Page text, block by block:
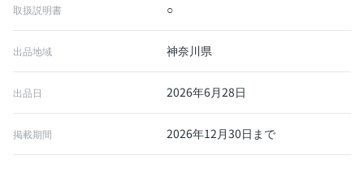
取扱説明書 ○
出品地域 神奈川県
出品日 2026年6月28日
掲載期間 2026年12月30日まで